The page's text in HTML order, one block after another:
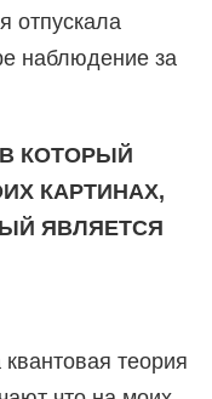
отпускала
наблюдение за
КОТОРЫЙ
КАРТИНАХ,
ЯВЛЯЕТСЯ
теория